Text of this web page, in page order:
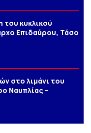
του κυκλικού
Επιδαύρου, Τάσο
στο λιμάνι του
Ναυπλίας –